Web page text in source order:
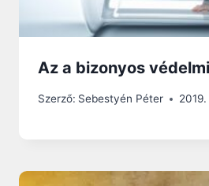
Az a bizonyos
Szerző: Sebestyén Péter